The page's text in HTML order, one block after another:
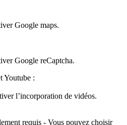
Google maps.
Google reCaptcha.
Youtube :
l’incorporation de vidéos.
requis - Vous pouvez choisir